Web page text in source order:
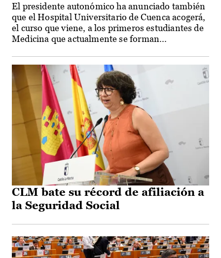
El presidente autonómico ha anunciado también
que el Hospital Universitario de Cuenca acogerá,
el curso que viene, a los primeros estudiantes de
Medicina que actualmente se forman...
CLM bate su récord de afiliación a
la Seguridad Social